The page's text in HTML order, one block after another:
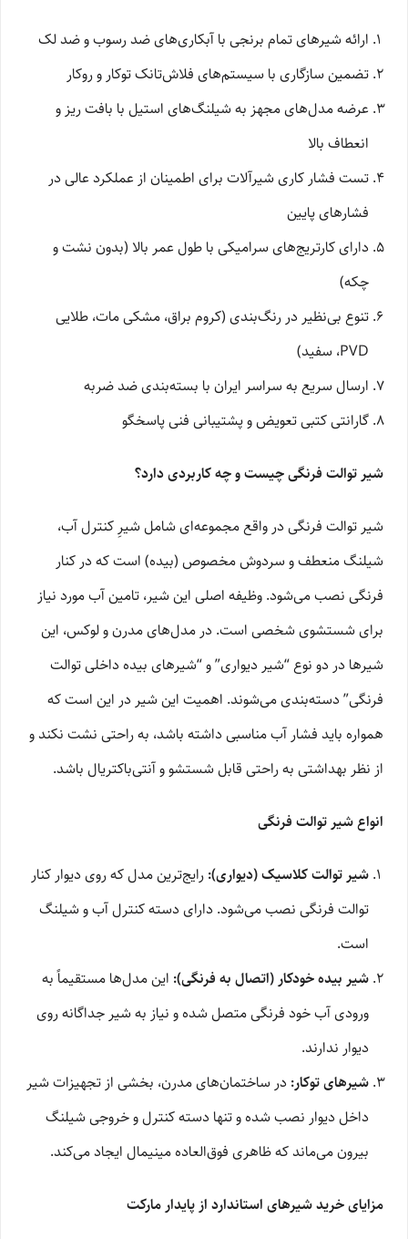
ارائه شیرهای تمام برنجی با آبکاری‌های ضد رسوب و ضد لک
تضمین سازگاری با سیستم‌های فلاش‌تانک توکار و روکار
عرضه مدل‌های مجهز به شیلنگ‌های استیل با بافت ریز و
انعطاف بالا
تست فشار کاری شیرآلات برای اطمینان از عملکرد عالی در
فشارهای پایین
دارای کارتریج‌های سرامیکی با طول عمر بالا (بدون نشت و
چکه)
تنوع بی‌نظیر در رنگ‌بندی (کروم براق، مشکی مات، طلایی
PVD، سفید)
ارسال سریع به سراسر ایران با بسته‌بندی ضد ضربه
گارانتی کتبی تعویض و پشتیبانی فنی پاسخگو
شیر توالت فرنگی چیست و چه کاربردی دارد؟
شیر توالت فرنگی در واقع مجموعه‌ای شامل شیرِ کنترل آب،
شیلنگ منعطف و سردوش مخصوص (بیده) است که در کنار
فرنگی نصب می‌شود. وظیفه اصلی این شیر، تامین آب مورد نیاز
برای شستشوی شخصی است. در مدل‌های مدرن و لوکس، این
شیرها در دو نوع “شیر دیواری” و “شیرهای بیده داخلی توالت
فرنگی” دسته‌بندی می‌شوند. اهمیت این شیر در این است که
همواره باید فشار آب مناسبی داشته باشد، به راحتی نشت نکند و
از نظر بهداشتی به راحتی قابل شستشو و آنتی‌باکتریال باشد.
انواع شیر توالت فرنگی
شیر توالت کلاسیک (دیواری): رایج‌ترین مدل که روی دیوار کنار
توالت فرنگی نصب می‌شود. دارای دسته کنترل آب و شیلنگ
است.
شیر بیده خودکار (اتصال به فرنگی): این مدل‌ها مستقیماً به
ورودی آب خود فرنگی متصل شده و نیاز به شیر جداگانه روی
دیوار ندارند.
شیرهای توکار: در ساختمان‌های مدرن، بخشی از تجهیزات شیر
داخل دیوار نصب شده و تنها دسته کنترل و خروجی شیلنگ
بیرون می‌ماند که ظاهری فوق‌العاده مینیمال ایجاد می‌کند.
مزایای خرید شیرهای استاندارد از پایدار مارکت